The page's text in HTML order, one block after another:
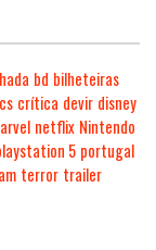
bd bilheteiras
crítica devir disney
netflix Nintendo
5 portugal
terror trailer